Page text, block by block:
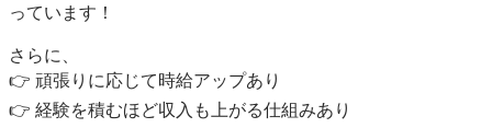
っています！
さらに、
👉 頑張りに応じて時給アップあり
👉 経験を積むほど収入も上がる仕組みあり